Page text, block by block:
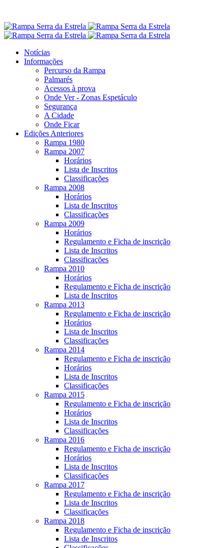
Notícias
Informações
Percurso da Rampa
Palmarés
Acessos à prova
Onde Ver - Zonas Espetáculo
Segurança
A Cidade
Onde Ficar
Edições Anteriores
Rampa 1980
Rampa 2007
Horários
Lista de Inscritos
Classificações
Rampa 2008
Horários
Lista de Inscritos
Classificações
Rampa 2009
Horários
Regulamento e Ficha de inscrição
Lista de Inscritos
Classificações
Rampa 2010
Horários
Regulamento e Ficha de inscrição
Lista de Inscritos
Rampa 2013
Regulamento e Ficha de inscrição
Horários
Lista de Inscritos
Classificações
Rampa 2014
Regulamento e Ficha de inscrição
Horários
Lista de Inscritos
Classificações
Rampa 2015
Regulamento e Ficha de inscrição
Horários
Lista de Inscritos
Classificações
Rampa 2016
Regulamento e Ficha de inscrição
Horários
Lista de Inscritos
Classificações
Rampa 2017
Regulamento e Ficha de inscrição
Lista de Inscritos
Classificações
Rampa 2018
Regulamento e Ficha de inscrição
Lista de Inscritos